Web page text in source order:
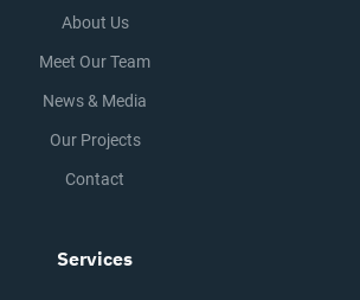
About Us
Meet Our Team
News & Media
Our Projects
Contact
Services